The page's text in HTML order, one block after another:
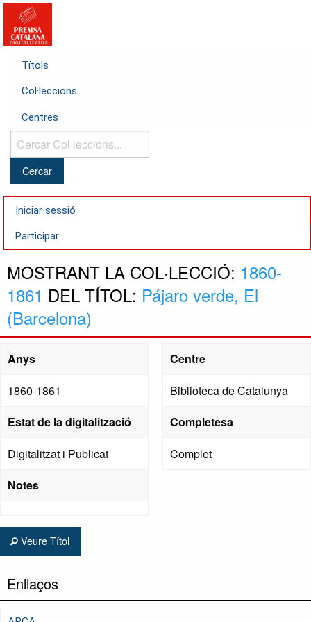
Títols
Col·leccions
Centres
Cercar
Col·leccions...
Iniciar sessió
Participar
MOSTRANT LA COL·LECCIÓ: 1860-
1861 DEL TÍTOL: Pájaro verde, El
(Barcelona)
Anys
1860-1861
Estat de la digitalització
Digitalitzat i Publicat
Notes
Centre
Biblioteca de Catalunya
Completesa
Complet
Veure Títol
Enllaços